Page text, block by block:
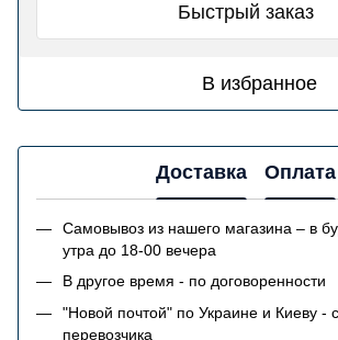
Быстрый заказ
В избранное
Доставка Оплата
Самовывоз из нашего магазина – в
утра до 18-00 вечера
В другое время - по договоренности
"Новой почтой" по Украине и Киеву -
перевозчика